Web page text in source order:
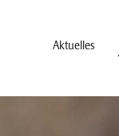
Aktuelles